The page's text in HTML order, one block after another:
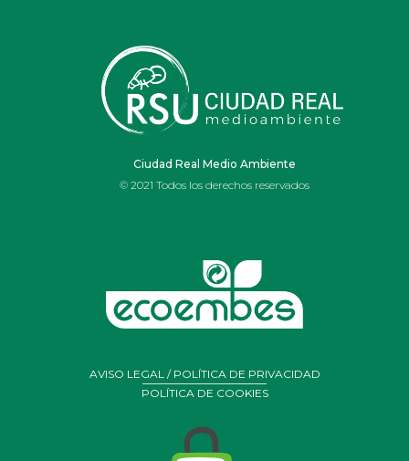
Ciudad Real Medio Ambiente
© 2021 Todos los derechos reservados
AVISO LEGAL / POLÍTICA DE PRIVACIDAD
POLÍTICA DE COOKIES
Belenes.
IES OJOS DEL
GUADIANA
Portal de Belén realizado por alumnos y profesores de
del Ies Ojos del Guadiana de Daimiel con residuos y